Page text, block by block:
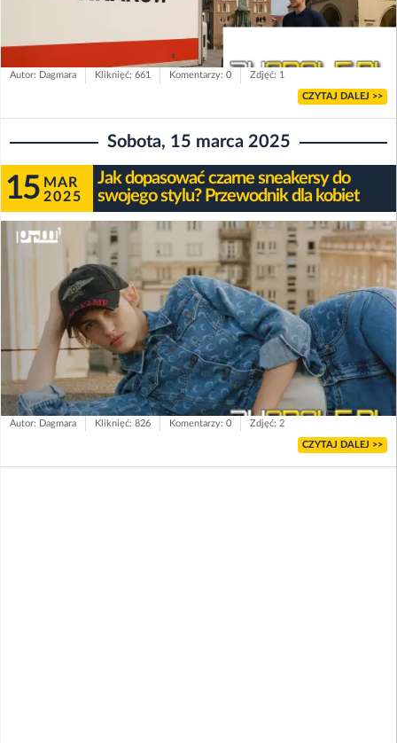
Autor: Dagmara Kliknięć: 661 Komentarzy: 0 Zdjęć: 1
CZYTAJ DALEJ >>
Sobota, 15 marca 2025
15 MAR
2025
Jak dopasować czarne sneakersy do
swojego stylu? Przewodnik dla kobiet
Autor: Dagmara Kliknięć: 826 Komentarzy: 0 Zdjęć: 2
CZYTAJ DALEJ >>